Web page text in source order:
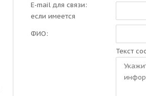
E-mail для связи:
если имеется
ФИО:
Текст